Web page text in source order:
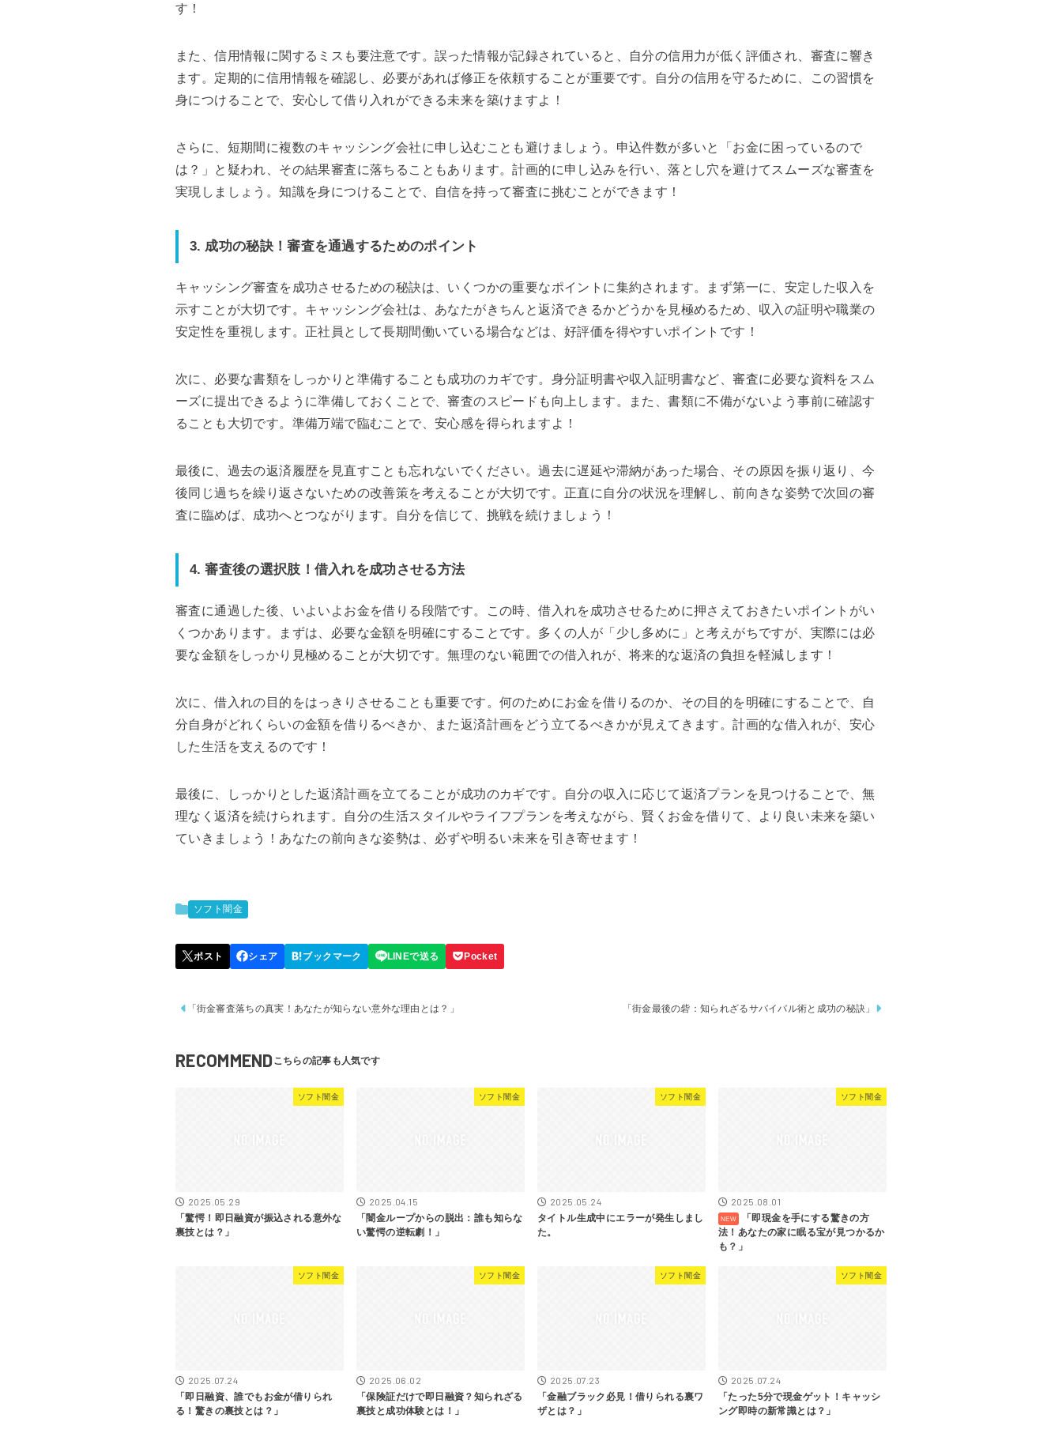
す！
また、信用情報に関するミスも要注意です。誤った情報が記録されていると、自分の信用力が低く評価され、審査に響き
ます。定期的に信用情報を確認し、必要があれば修正を依頼することが重要です。自分の信用を守るために、この習慣を
身につけることで、安心して借り入れができる未来を築けますよ！
さらに、短期間に複数のキャッシング会社に申し込むことも避けましょう。申込件数が多いと「お金に困っているので
は？」と疑われ、その結果審査に落ちることもあります。計画的に申し込みを行い、落とし穴を避けてスムーズな審査を
実現しましょう。知識を身につけることで、自信を持って審査に挑むことができます！
3. 成功の秘訣！審査を通過するためのポイント
キャッシング審査を成功させるための秘訣は、いくつかの重要なポイントに集約されます。まず第一に、安定した収入を
示すことが大切です。キャッシング会社は、あなたがきちんと返済できるかどうかを見極めるため、収入の証明や職業の
安定性を重視します。正社員として長期間働いている場合などは、好評価を得やすいポイントです！
次に、必要な書類をしっかりと準備することも成功のカギです。身分証明書や収入証明書など、審査に必要な資料をスム
ーズに提出できるように準備しておくことで、審査のスピードも向上します。また、書類に不備がないよう事前に確認す
ることも大切です。準備万端で臨むことで、安心感を得られますよ！
最後に、過去の返済履歴を見直すことも忘れないでください。過去に遅延や滞納があった場合、その原因を振り返り、今
後同じ過ちを繰り返さないための改善策を考えることが大切です。正直に自分の状況を理解し、前向きな姿勢で次回の審
査に臨めば、成功へとつながります。自分を信じて、挑戦を続けましょう！
4. 審査後の選択肢！借入れを成功させる方法
審査に通過した後、いよいよお金を借りる段階です。この時、借入れを成功させるために押さえておきたいポイントがい
くつかあります。まずは、必要な金額を明確にすることです。多くの人が「少し多めに」と考えがちですが、実際には必
要な金額をしっかり見極めることが大切です。無理のない範囲での借入れが、将来的な返済の負担を軽減します！
次に、借入れの目的をはっきりさせることも重要です。何のためにお金を借りるのか、その目的を明確にすることで、自
分自身がどれくらいの金額を借りるべきか、また返済計画をどう立てるべきかが見えてきます。計画的な借入れが、安心
した生活を支えるのです！
最後に、しっかりとした返済計画を立てることが成功のカギです。自分の収入に応じて返済プランを見つけることで、無
理なく返済を続けられます。自分の生活スタイルやライフプランを考えながら、賢くお金を借りて、より良い未来を築い
ていきましょう！あなたの前向きな姿勢は、必ずや明るい未来を引き寄せます！
ソフト闇金
「街金審査落ちの真実！あなたが知らない意外な理由とは？」 「街金最後の砦：知られざるサバイバル術と成功の秘訣」
RECOMMEND
ソフト闇金
2025.05.29
「驚愕！即日融資が振込される意外な
裏技とは？」
ソフト闇金
2025.04.15
「闇金ループからの脱出：誰も知らな
い驚愕の逆転劇！」
ソフト闇金
2025.05.24
タイトル生成中にエラーが発生しまし
た。
ソフト闇金
2025.08.01
「即現金を手にする驚きの方
法！あなたの家に眠る宝が見つかるか
も？」
ソフト闇金
2025.07.24
「即日融資、誰でもお金が借りられ
る！驚きの裏技とは？」
ソフト闇金
2025.06.02
「保険証だけで即日融資？知られざる
裏技と成功体験とは！」
ソフト闇金
2025.07.23
「金融ブラック必見！借りられる裏ワ
ザとは？」
ソフト闇金
2025.07.24
「たった5分で現金ゲット！キャッシ
ング即時の新常識とは？」